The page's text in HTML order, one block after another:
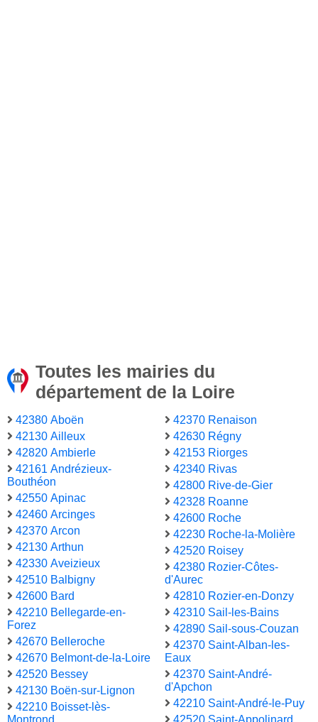
Toutes les mairies du
département de la Loire
42380 Aboën
42130 Ailleux
42820 Ambierle
42161 Andrézieux-
Bouthéon
42550 Apinac
42460 Arcinges
42370 Arcon
42130 Arthun
42330 Aveizieux
42510 Balbigny
42600 Bard
42210 Bellegarde-en-
Forez
42670 Belleroche
42670 Belmont-de-la-Loire
42520 Bessey
42130 Boën-sur-Lignon
42210 Boisset-lès-
Montrond
42370 Renaison
42630 Régny
42153 Riorges
42340 Rivas
42800 Rive-de-Gier
42328 Roanne
42600 Roche
42230 Roche-la-Molière
42520 Roisey
42380 Rozier-Côtes-
d'Aurec
42810 Rozier-en-Donzy
42310 Sail-les-Bains
42890 Sail-sous-Couzan
42370 Saint-Alban-les-
Eaux
42370 Saint-André-
d'Apchon
42210 Saint-André-le-Puy
42520 Saint-Appolinard